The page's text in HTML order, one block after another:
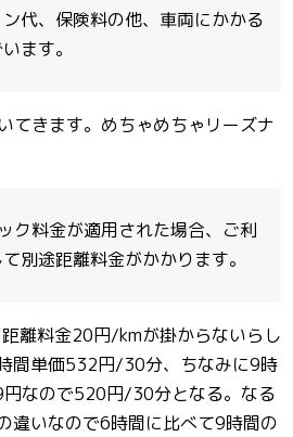
代、保険料の他、車両にかかる
ます。
きます。めちゃめちゃリーズナ
ク料金が適用された場合、ご利
別途距離料金がかかります。
離料金20円/kmが掛からないらし
間単価532円/30分、ちなみに9時
なので520円/30分となる。なる
違いなので6時間に比べて9時間の